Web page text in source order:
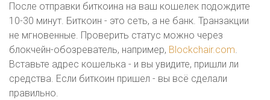
После отправки биткоина на ваш кошелек подождите
10-30 минут. Биткоин - это сеть, а не банк. Транзакции
не мгновенные. Проверить статус можно через
блокчейн-обозреватель, например, Blockchair.com.
Вставьте адрес кошелька - и вы увидите, пришли ли
средства. Если биткоин пришел - вы всё сделали
правильно.